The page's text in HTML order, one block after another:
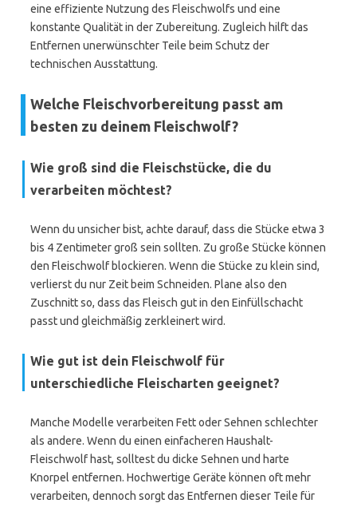
eine effiziente Nutzung des Fleischwolfs und eine
konstante Qualität in der Zubereitung. Zugleich hilft das
Entfernen unerwünschter Teile beim Schutz der
technischen Ausstattung.
Welche Fleischvorbereitung passt am
besten zu deinem Fleischwolf?
Wie groß sind die Fleischstücke, die du
verarbeiten möchtest?
Wenn du unsicher bist, achte darauf, dass die Stücke etwa 3
bis 4 Zentimeter groß sein sollten. Zu große Stücke können
den Fleischwolf blockieren. Wenn die Stücke zu klein sind,
verlierst du nur Zeit beim Schneiden. Plane also den
Zuschnitt so, dass das Fleisch gut in den Einfüllschacht
passt und gleichmäßig zerkleinert wird.
Wie gut ist dein Fleischwolf für
unterschiedliche Fleischarten geeignet?
Manche Modelle verarbeiten Fett oder Sehnen schlechter
als andere. Wenn du einen einfacheren Haushalt-
Fleischwolf hast, solltest du dicke Sehnen und harte
Knorpel entfernen. Hochwertige Geräte können oft mehr
verarbeiten, dennoch sorgt das Entfernen dieser Teile für